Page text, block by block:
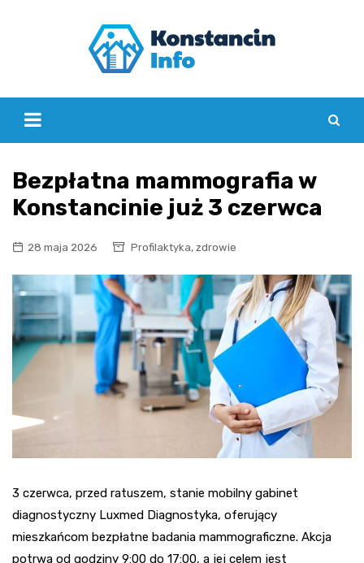
Bezpłatna mammografia w
Konstancinie już 3 czerwca
28 maja 2026 Profilaktyka, zdrowie
3 czerwca, przed ratuszem, stanie mobilny gabinet
diagnostyczny Luxmed Diagnostyka, oferujący
mieszkańcom bezpłatne badania mammograficzne. Akcja
potrwa od godziny 9:00 do 17:00, a jej celem jest